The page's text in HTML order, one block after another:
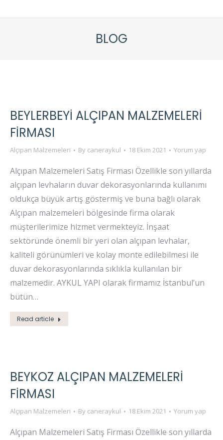
BLOG
BEYLERBEYI ALÇIPAN MALZEMELERI
FIRMASI
Alçıpan Malzemeleri By caneraykul 18 Ekim 2021 Yorum yap
Alçıpan Malzemeleri Satış Firması Özellikle son yıllarda
alçıpan levhaların duvar dekorasyonlarında kullanımı
oldukça büyük artış göstermiş ve buna bağlı olarak
Alçıpan malzemeleri bölgesinde firma olarak
müşterilerimize hizmet vermekteyiz. İnşaat
sektöründe önemli bir yeri olan alçıpan levhalar,
kaliteli görünümleri ve kolay monte edilebilmesi ile
duvar dekorasyonlarında sıklıkla kullanılan bir
malzemedir. AYKUL YAPI olarak firmamız İstanbul’un
bütün…
Read article
BEYKOZ ALÇIPAN MALZEMELERI
FIRMASI
Alçıpan Malzemeleri By caneraykul 18 Ekim 2021 Yorum yap
Alçıpan Malzemeleri Satış Firması Özellikle son yıllarda